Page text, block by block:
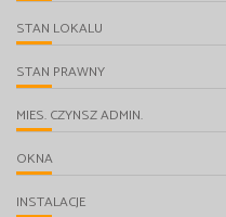
STAN LOKALU
STAN PRAWNY
MIES. CZYNSZ ADMIN.
OKNA
INSTALACJE